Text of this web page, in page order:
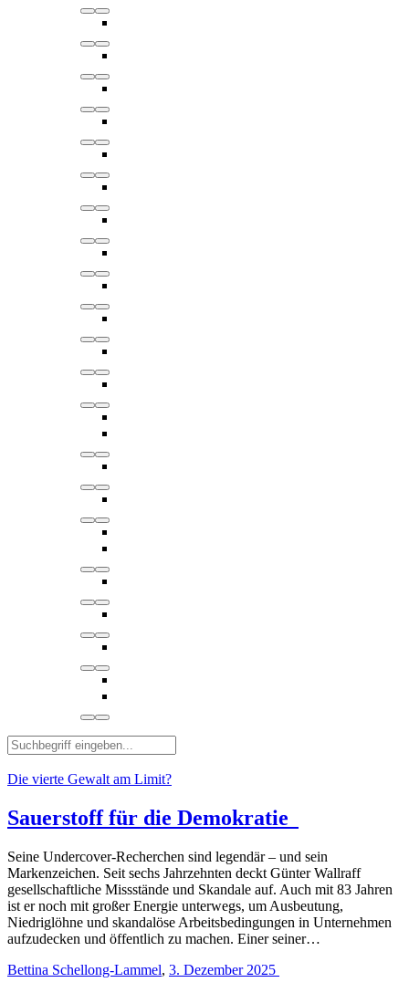
Die vierte Gewalt am Limit?
Sauerstoff für die Demokratie
Seine Undercover-Recherchen sind legendär – und sein
Markenzeichen. Seit sechs Jahrzehnten deckt Günter Wallraff
gesellschaftliche Missstände und Skandale auf. Auch mit 83 Jahren
ist er noch mit großer Energie unterwegs, um Ausbeutung,
Niedriglöhne und skandalöse Arbeitsbedingungen in Unternehmen
aufzudecken und öffentlich zu machen. Einer seiner…
Bettina Schellong-Lammel, 3. Dezember 2025